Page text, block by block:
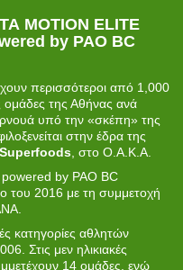
ΜΟΤΙΟΝ ELITE
by PAO BC
περισσότεροι από 1,000
ομάδες της Αθήνας ανά
υπό την «σκέπη» της
στην έδρα της
, στο Ο.Α.Κ.Α.
by PAO BC
του 2016 με τη συμμετοχή
κατηγορίες αθλητών
Στις μεν ηλικιακές
14 ομάδες, ενώ